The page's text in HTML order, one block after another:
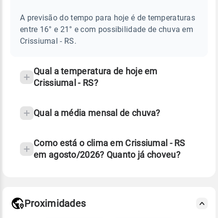
CRISSIUMAL
sobre
chuva
A previsão do tempo para hoje é de temperaturas
entre 16° e 21° e com possibilidade de chuva em
Crissiumal - RS.
Qual a temperatura de hoje em
Crissiumal - RS?
Qual a média mensal de chuva?
Como está o clima em Crissiumal - RS
em agosto/2026? Quanto já choveu?
Proximidades